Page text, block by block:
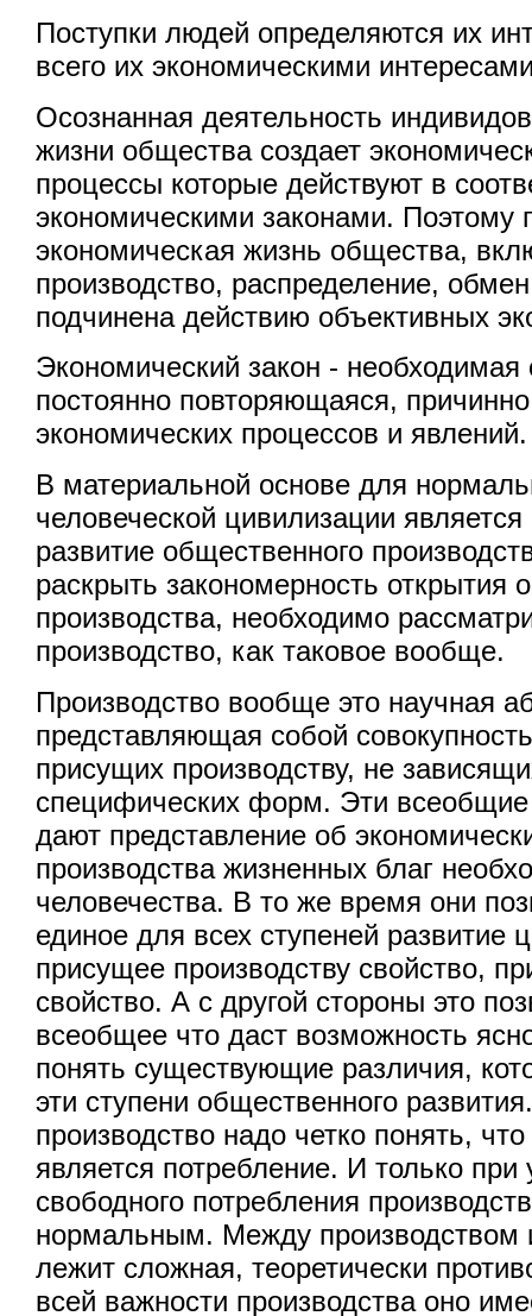
Поступки людей определяются их
всего их экономическими
Осознанная деятельность
жизни общества создает
процессы которые действуют в
экономическими законами. Поэтому
экономическая жизнь общества,
производство, распределение,
подчинена действию объективных
Экономический закон -
постоянно повторяющаяся,
экономических процессов и явлений.
В материальной основе для
человеческой цивилизации является
развитие общественного
раскрыть закономерность открытия
производства, необходимо
производство, как таковое вообще.
Производство вообще это научная
представляющая собой
присущих производству, не
специфических форм. Эти всеобщие
дают представление об
производства жизненных благ
человечества. В то же время они
единое для всех ступеней развитие
присущее производству свойство,
свойство. А с другой стороны это
всеобщее что даст возможность
понять существующие различия,
эти ступени общественного
производство надо четко понять,
является потребление. И только
свободного потребления
нормальным. Между производством
лежит сложная, теоретически
всей важности производства оно